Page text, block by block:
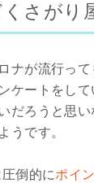
くさがり
ナが流行っ
ケートをし
だろうと思
うです。
倒的にポイ